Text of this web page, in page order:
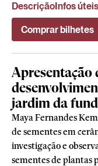
DescriçãoInfos úteis
Comprar bilhetes
Apresentação
jardim da
Maya Fernandes
de sementes em
investigação e
sementes de plantas